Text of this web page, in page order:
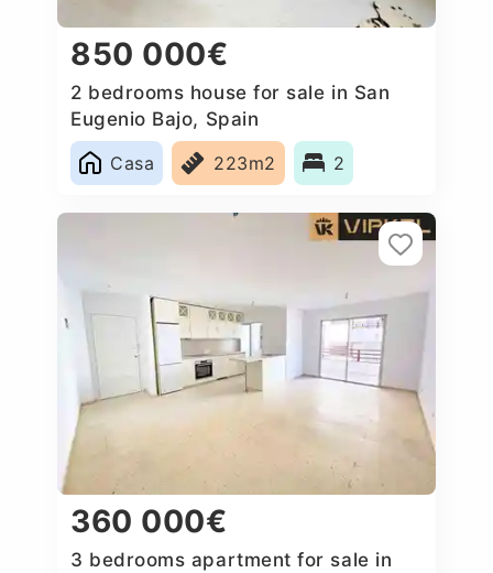
850 000€
2 bedrooms house for sale in San
Eugenio Bajo, Spain
Casa
223m2 2
360 000€
3 bedrooms apartment for sale in